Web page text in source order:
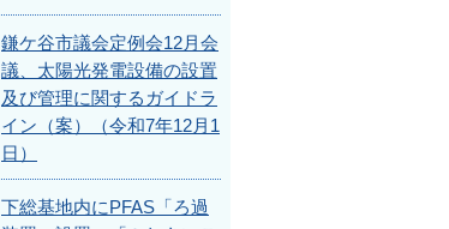
鎌ケ谷市議会定例会12月会
議、太陽光発電設備の設置
及び管理に関するガイドラ
イン（案）（令和7年12月1
日）
下総基地内にPFAS「ろ過